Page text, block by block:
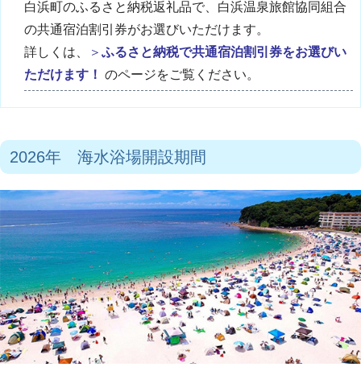
白浜町のふるさと納税返礼品で、白浜温泉旅館協同組合
の共通宿泊割引券がお選びいただけます。
詳しくは、
＞ ふるさと納税で共通宿泊割引券をお選びい
ただけます！ のページをご覧ください。
2026年 海水浴場開設期間